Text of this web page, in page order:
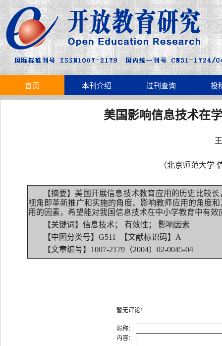
首页 本刊介绍 过刊查询 投
美国影响信息技术在
（北京师范大学
【摘要】美国开展信息技术教育应用的历史比较
视角即革新推广和实施的角度、影响教师应用的角度
用的因素，希望能对我国信息技术在中小学教育中有效
【关键词】信息技术； 有效性； 影响因素
【中图分类号】G511 【文献标识码】A
【文章编号】1007-2179（2004）02-0045-04
暂无评论!
昵称：
内容：